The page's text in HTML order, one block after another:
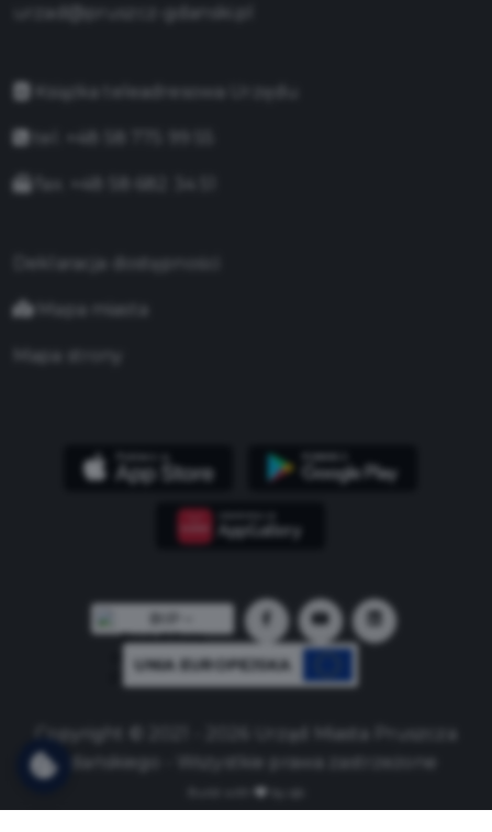
urzad@pruszcz-gdanski.pl
Książka teleadresowa Urzędu
Deklaracja dostępności
Mapa miasta
Mapa strony
UNIA EUROPEJSKA
Copyright © 2021 - 2026 Urząd Miasta Pruszcza
Gdańskiego - Wszystkie prawa zastrzeżone